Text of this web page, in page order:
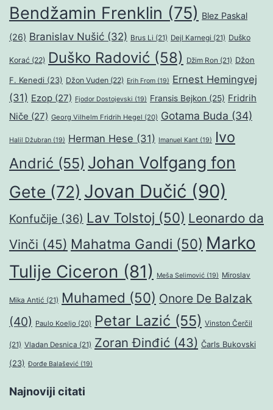
Bendžamin Frenklin (75) Blez Paskal
(26) Branislav Nušić (32) Brus Li (21) Dejl Karnegi (21) Duško
Korać (22) Duško Radović (58) Džim Ron (21) Džon
F. Kenedi (23) Džon Vuden (22) Erih From (19) Ernest Hemingvej
(31) Ezop (27) Fjodor Dostojevski (19) Fransis Bejkon (25) Fridrih
Niče (27) Georg Vilhelm Fridrih Hegel (20) Gotama Buda (34)
Halil Džubran (19) Herman Hese (31) Imanuel Kant (19)
Ivo
Andrić (55) Johan Volfgang fon
Gete (72) Jovan Dučić (90)
Konfučije (36) Lav Tolstoj (50) Leonardo da
Vinči (45) Mahatma Gandi (50) Marko
Tulije Ciceron (81) Meša Selimović (19) Miroslav
Mika Antić (21) Muhamed (50) Onore De Balzak
(40) Paulo Koeljo (20) Petar Lazić (55) Vinston Čerčil
(21) Vladan Desnica (21) Zoran Đinđić (43) Čarls Bukovski
(23) Đorđe Balašević (19)
Najnoviji citati